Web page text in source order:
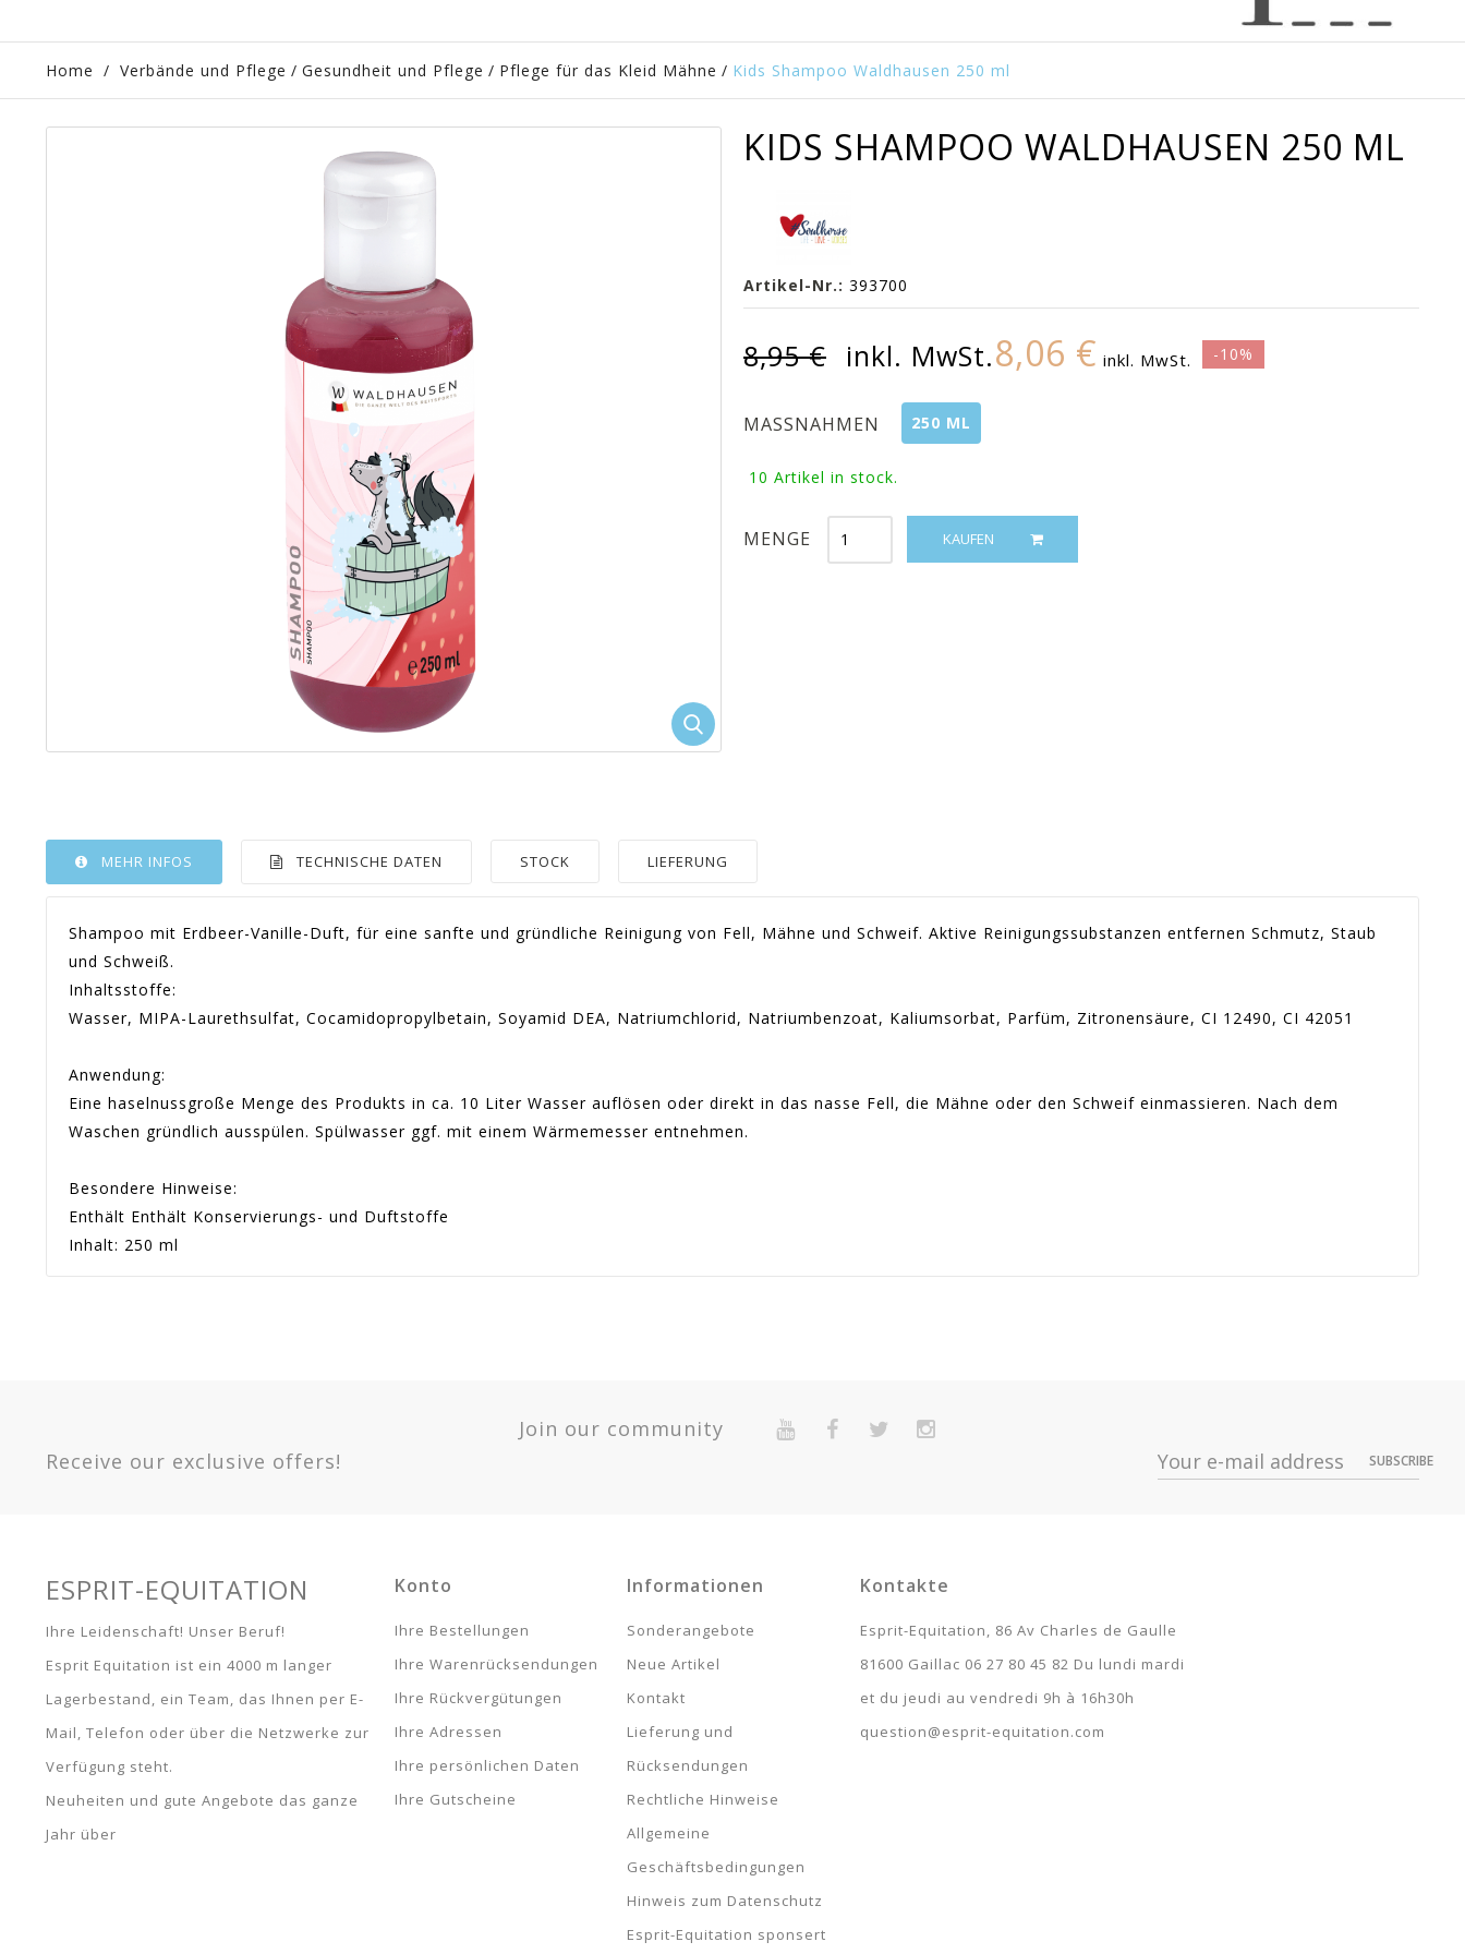
Home / Verbände und Pflege / Gesundheit und Pflege / Pflege für das Kleid Mähne / Kids Shampoo Waldhausen 250 ml
KIDS SHAMPOO WALDHAUSEN 250 ML
Artikel-Nr.: 393700
8,95 € inkl. MwSt.8,06 € inkl. MwSt. -10%
MASSNAHMEN 250 ML
10 Artikel in stock.
MENGE KAUFEN
MEHR INFOS TECHNISCHE DATEN STOCK LIEFERUNG
Shampoo mit Erdbeer-Vanille-Duft, für eine sanfte und gründliche Reinigung von Fell, Mähne und Schweif. Aktive Reinigungssubstanzen entfernen Schmutz, Staub
und Schweiß.
Inhaltsstoffe:
Wasser, MIPA-Laurethsulfat, Cocamidopropylbetain, Soyamid DEA, Natriumchlorid, Natriumbenzoat, Kaliumsorbat, Parfüm, Zitronensäure, CI 12490, CI 42051
Anwendung:
Eine haselnussgroße Menge des Produkts in ca. 10 Liter Wasser auflösen oder direkt in das nasse Fell, die Mähne oder den Schweif einmassieren. Nach dem
Waschen gründlich ausspülen. Spülwasser ggf. mit einem Wärmemesser entnehmen.
Besondere Hinweise:
Enthält Enthält Konservierungs- und Duftstoffe
Inhalt: 250 ml
10
Join our community
Receive our exclusive offers!
SUBSCRIBE
ESPRIT-EQUITATION
Ihre Leidenschaft! Unser Beruf!
Esprit Equitation ist ein 4000 m langer
Lagerbestand, ein Team, das Ihnen per E-
Mail, Telefon oder über die Netzwerke zur
Verfügung steht.
Neuheiten und gute Angebote das ganze
Jahr über
Konto
Ihre Bestellungen
Ihre Warenrücksendungen
Ihre Rückvergütungen
Ihre Adressen
Ihre persönlichen Daten
Ihre Gutscheine
Informationen
Sonderangebote
Neue Artikel
Kontakt
Lieferung und
Rücksendungen
Rechtliche Hinweise
Allgemeine
Geschäftsbedingungen
Hinweis zum Datenschutz
Esprit-Equitation sponsert
Kontakte
Esprit-Equitation, 86 Av Charles de Gaulle
81600 Gaillac 06 27 80 45 82 Du lundi mardi
et du jeudi au vendredi 9h à 16h30h
question@esprit-equitation.com